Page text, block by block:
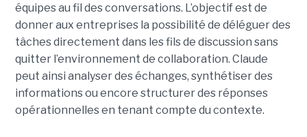
équipes au fil des conversations. L’objectif est de
donner aux entreprises la possibilité de déléguer des
tâches directement dans les fils de discussion sans
quitter l’environnement de collaboration. Claude
peut ainsi analyser des échanges, synthétiser des
informations ou encore structurer des réponses
opérationnelles en tenant compte du contexte.